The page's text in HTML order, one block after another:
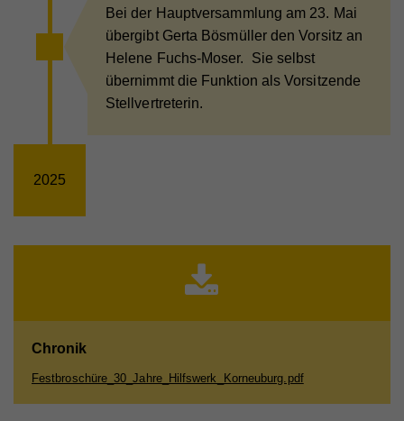
Bei der Hauptversammlung am 23. Mai
übergibt Gerta Bösmüller den Vorsitz an
Helene Fuchs-Moser. Sie selbst
übernimmt die Funktion als Vorsitzende
Stellvertreterin.
2025
Chronik
Festbroschüre_30_Jahre_Hilfswerk_Korneuburg.pdf